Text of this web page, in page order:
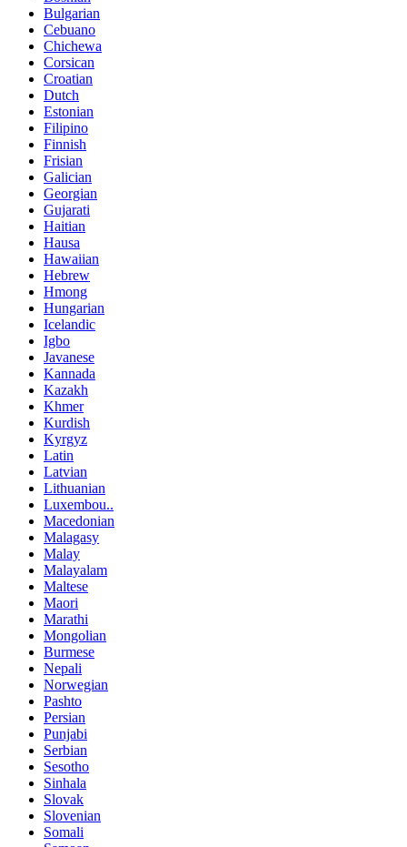
Bulgarian
Cebuano
Chichewa
Corsican
Croatian
Dutch
Estonian
Filipino
Finnish
Frisian
Galician
Georgian
Gujarati
Haitian
Hausa
Hawaiian
Hebrew
Hmong
Hungarian
Icelandic
Igbo
Javanese
Kannada
Kazakh
Khmer
Kurdish
Kyrgyz
Latin
Latvian
Lithuanian
Luxembou..
Macedonian
Malagasy
Malay
Malayalam
Maltese
Maori
Marathi
Mongolian
Burmese
Nepali
Norwegian
Pashto
Persian
Punjabi
Serbian
Sesotho
Sinhala
Slovak
Slovenian
Somali